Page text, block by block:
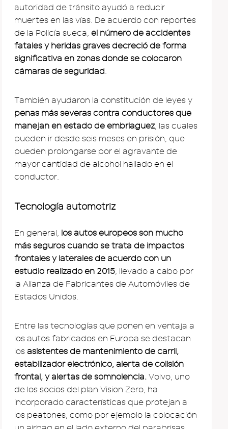
autoridad de tránsito ayudó a reducir
muertes en las vías. De acuerdo con reportes
de la Policía sueca, el número de accidentes
fatales y heridas graves decreció de forma
significativa en zonas donde se colocaron
cámaras de seguridad.
También ayudaron la constitución de leyes y
penas más severas contra conductores que
manejan en estado de embriaguez, las cuales
pueden ir desde seis meses en prisión, que
pueden prolongarse por el agravante de
mayor cantidad de alcohol hallado en el
conductor.
Tecnología automotriz
En general, los autos europeos son mucho
más seguros cuando se trata de impactos
frontales y laterales de acuerdo con un
estudio realizado en 2015, llevado a cabo por
la Alianza de Fabricantes de Automóviles de
Estados Unidos.
Entre las tecnologías que ponen en ventaja a
los autos fabricados en Europa se destacan
los asistentes de mantenimiento de carril,
estabilizador electrónico, alerta de colisión
frontal, y alertas de somnolencia. Volvo, uno
de los socios del plan Vision Zero, ha
incorporado características que protejan a
los peatones, como por ejemplo la colocación